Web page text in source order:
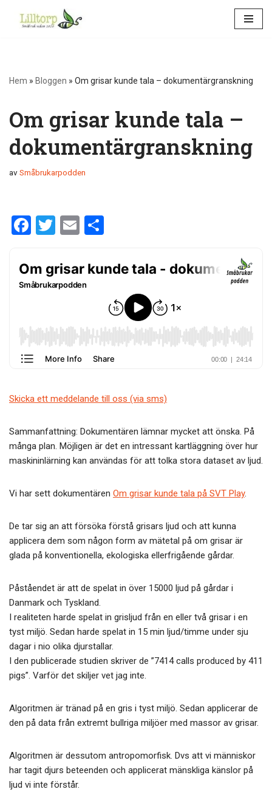
Hem » Bloggen » Om grisar kunde tala – dokumentärgranskning
Om grisar kunde tala –
dokumentärgranskning
avSmåbrukarpodden
F
ce
b
o
k
T
tt
er
E
ail a
Skicka ett meddelande till oss (via sms)
Sammanfattning: Dokumentären lämnar mycket att önska. På
många plan. Möjligen är det en intressant kartläggning över hur
maskininlärning kan användas för att tolka stora dataset av ljud.
Vi har sett dokumentären Om grisar kunde tala på SVT Play.
De tar sig an att försöka förstå grisars ljud och att kunna
applicera dem som någon form av mätetal på om grisar är
glada på konventionella, ekologiska ellerfrigående gårdar.
Påståendet är att de spelat in över 15000 ljud på gårdar i
Danmark och Tyskland.
I realiteten harde spelat in grisljud från en eller två grisar i en
tyst miljö. Sedan harde spelat in 15 min ljud/timme under sju
dagar i nio olika djurstallar.
I den publicerade studien skriver de ”7414 calls produced by 411
pigs”. Varför det skiljer vet jag inte.
Algoritmen är tränad på en gris i tyst miljö. Sedan applicerar de
den på data från extremt bullriga miljöer med massor av grisar.
Algoritmen är dessutom antropomorfisk. Dvs att vi människor
har tagit djurs beteenden och applicerat mänskliga känslor på
ljud vi inte förstår.